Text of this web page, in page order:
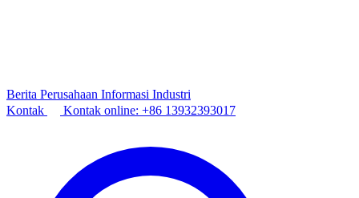
Berita Perusahaan Informasi Industri
Kontak
Kontak online: +86 13932393017